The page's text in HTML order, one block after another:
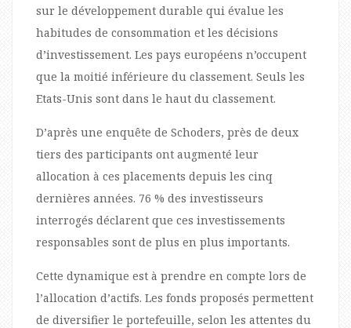
sur le développement durable qui évalue les
habitudes de consommation et les décisions
d’investissement. Les pays européens n’occupent
que la moitié inférieure du classement. Seuls les
Etats-Unis sont dans le haut du classement.
D’après une enquête de Schoders, près de deux
tiers des participants ont augmenté leur
allocation à ces placements depuis les cinq
dernières années. 76 % des investisseurs
interrogés déclarent que ces investissements
responsables sont de plus en plus importants.
Cette dynamique est à prendre en compte lors de
l’allocation d’actifs. Les fonds proposés permettent
de diversifier le portefeuille, selon les attentes du